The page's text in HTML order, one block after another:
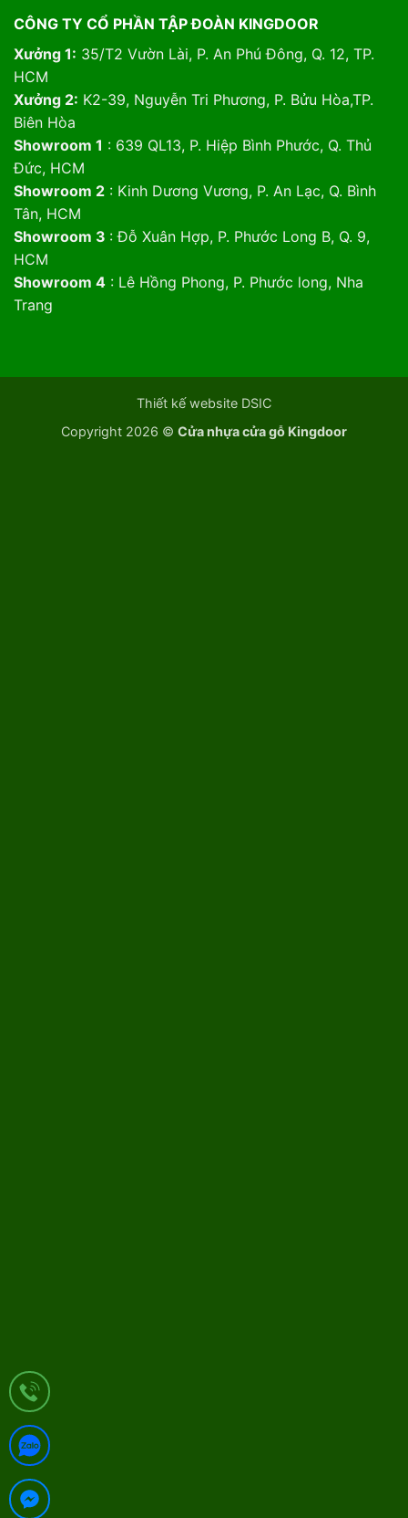
CÔNG TY CỔ PHẦN TẬP ĐOÀN KINGDOOR
Xưởng 1: 35/T2 Vườn Lài, P. An Phú Đông, Q. 12, TP.
HCM
Xưởng 2: K2-39, Nguyễn Tri Phương, P. Bửu Hòa,TP.
Biên Hòa
Showroom 1 : 639 QL13, P. Hiệp Bình Phước, Q. Thủ
Đức, HCM
Showroom 2: Kinh Dương Vương, P. An Lạc, Q. Bình
Tân, HCM
Showroom 3 : Đỗ Xuân Hợp, P. Phước Long B, Q. 9,
HCM
Showroom 4: Lê Hồng Phong, P. Phước long, Nha
Trang
Thiết kế website DSIC
Copyright 2026 © Cửa nhựa cửa gỗ Kingdoor